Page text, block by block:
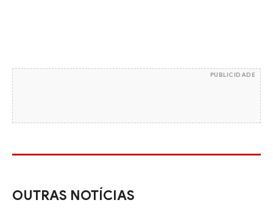
PUBLICIDADE
OUTRAS NOTÍCIAS